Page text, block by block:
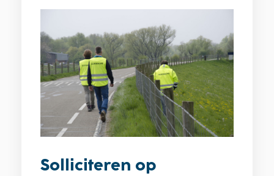
Solliciteren op